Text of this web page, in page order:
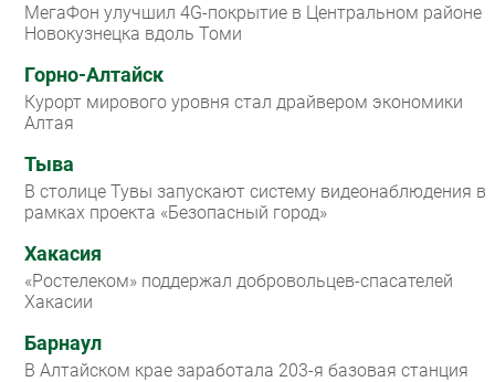
МегаФон улучшил 4G-покрытие в Центральном районе
Новокузнецка вдоль Томи
Горно-Алтайск
Курорт мирового уровня стал драйвером экономики
Алтая
Тыва
В столице Тувы запускают систему видеонаблюдения в
рамках проекта «Безопасный город»
Хакасия
«Ростелеком» поддержал добровольцев-спасателей
Хакасии
Барнаул
В Алтайском крае заработала 203-я базовая станция